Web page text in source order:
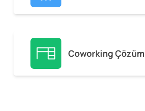
Coworking